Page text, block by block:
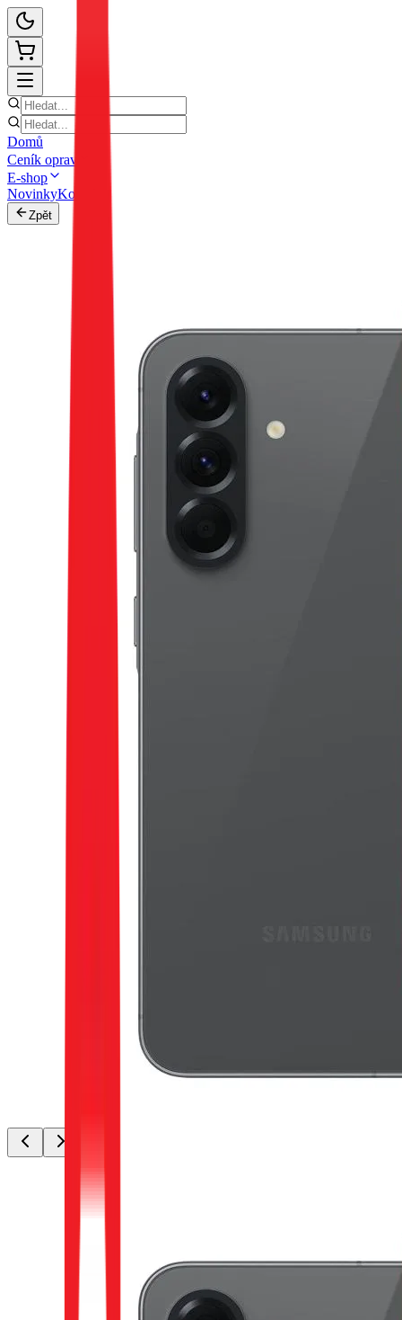
Domů
Ceník oprav
E-shop
NovinkyKontakt
Zpět